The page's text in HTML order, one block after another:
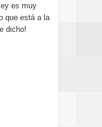
es muy
que está a la
dicho!